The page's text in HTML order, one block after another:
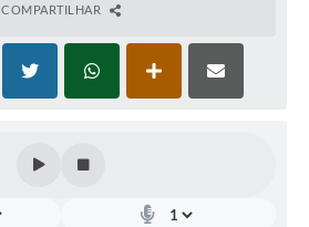
COMPARTILHAR